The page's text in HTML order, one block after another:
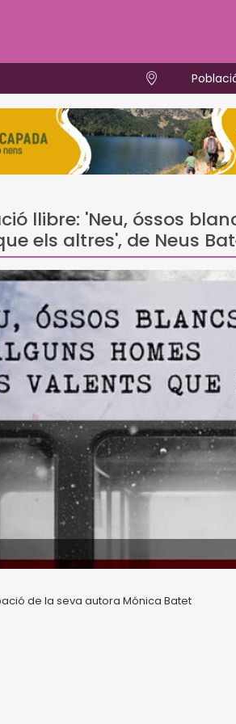
llibre: 'Neu, óssos
els altres', de Neus
de la seva autora Mónica Batet